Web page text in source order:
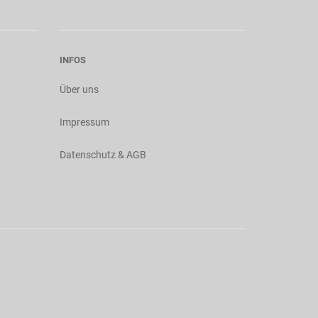
INFOS
Über uns
Impressum
Datenschutz & AGB